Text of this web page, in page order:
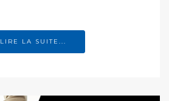
LIRE LA SUITE...